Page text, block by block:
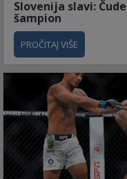
Slovenija slavi:
šampion
PROČITAJ VIŠE